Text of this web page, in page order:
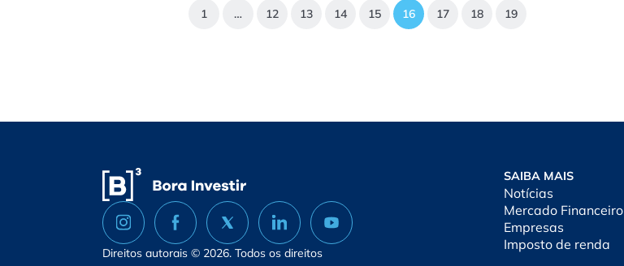
1 … 12 13 14 15 16 17 18 19
Direitos autorais © 2026. Todos os direitos
SAIBA MAIS
Notícias
Mercado Financeiro
Empresas
Imposto de renda